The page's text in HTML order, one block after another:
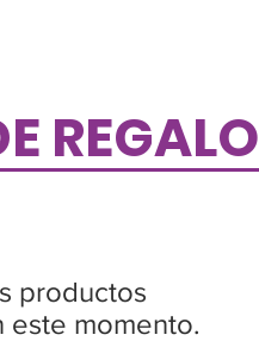
REGALO
productos
este momento.